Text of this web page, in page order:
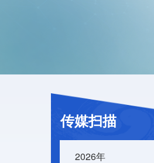
传媒扫描
2026年